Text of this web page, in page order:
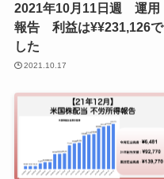
2021年10月11日週 運用
報告 利益は¥¥231,126で
した
2021.10.17